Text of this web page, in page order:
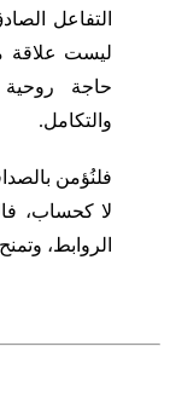
التفاعل
ليست علاقة
حاجة
والتكامل.
فلنُؤمن
لا كحساب،
الروابط،